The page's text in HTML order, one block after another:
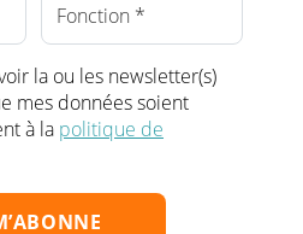
la ou les newsletter(s)
mes données soient
à la politique de